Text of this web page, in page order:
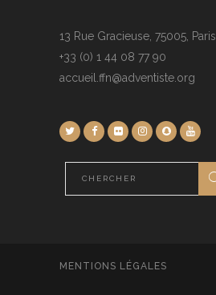
13 Rue Gracieuse, 75005, Paris
+33 (0) 1 44 08 77 90
accueil.ffn@adventiste.org
MENTIONS LÉGALES